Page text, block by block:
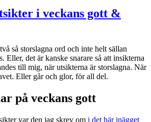
i veckans gott &
så storslagna ord och inte helt sällan
Eller, det är kanske snarare så att insikterna
till mig, när utsikterna är storslagna. När
Eller går och glor, för all del.
på veckans gott
var den jag skrev om i det här inägget